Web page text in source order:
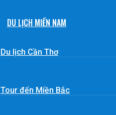
DU LỊCH MIỀN NAM
Du lịch Cần Thơ
Tour đến Miền Bắc